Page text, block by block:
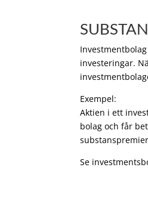
investeringar.
Exempel:
Aktien i ett
bolag och får
Se